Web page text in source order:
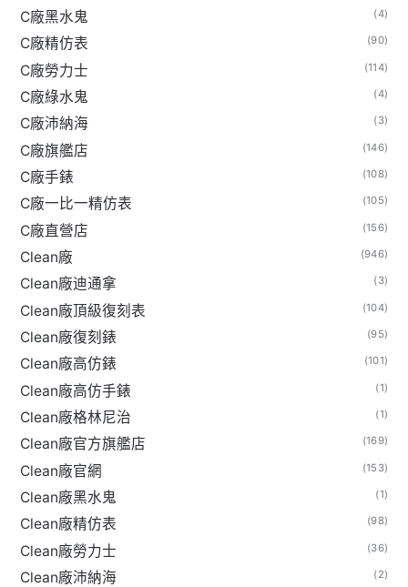
C廠黑水鬼 (4)
C廠精仿表 (90)
C廠勞力士 (114)
C廠綠水鬼 (4)
C廠沛納海 (3)
C廠旗艦店 (146)
C廠手錶 (108)
C廠一比一精仿表 (105)
C廠直營店 (156)
Clean廠 (946)
Clean廠迪通拿 (3)
Clean廠頂級復刻表 (104)
Clean廠復刻錶 (95)
Clean廠高仿錶 (101)
Clean廠高仿手錶 (1)
Clean廠格林尼治 (1)
Clean廠官方旗艦店 (169)
Clean廠官網 (153)
Clean廠黑水鬼 (1)
Clean廠精仿表 (98)
Clean廠勞力士 (36)
Clean廠沛納海 (2)